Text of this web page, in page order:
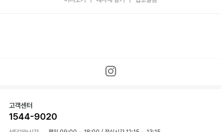
고객센터
1544-9020